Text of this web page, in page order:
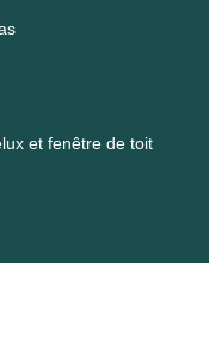
et fenêtre de toit